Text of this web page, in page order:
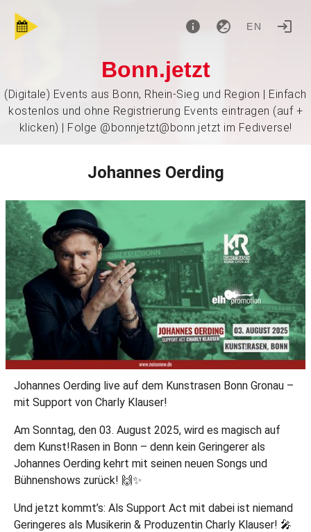
EN
Bonn.jetzt
(Digitale) Events aus Bonn, Rhein-Sieg und Region | Einfach
kostenlos und ohne Registrierung Events eintragen (auf +
klicken) | Folge @bonnjetzt@bonn.jetzt im Fediverse!
Johannes Oerding
Johannes Oerding live auf dem Kunstrasen Bonn Gronau –
mit Support von Charly Klauser!
Am Sonntag, den 03. August 2025, wird es magisch auf
dem Kunst!Rasen in Bonn – denn kein Geringerer als
Johannes Oerding kehrt mit seinen neuen Songs und
Bühnenshows zurück! 🙌✨
Und jetzt kommt’s: Als Support Act mit dabei ist niemand
Geringeres als Musikerin & Produzentin Charly Klauser! 🎤